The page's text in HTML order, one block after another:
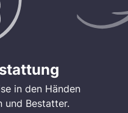
in den Händen
und Bestatter.